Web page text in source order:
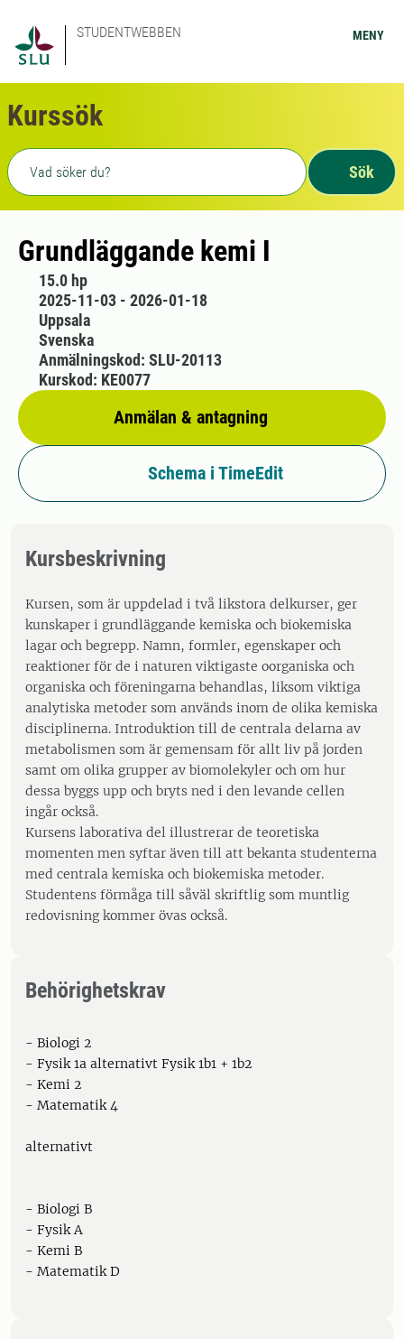
STUDENTWEBBEN MENY
Kurssök
Fritext sökning
Sök
Grundläggande kemi I
15.0 hp
2025-11-03 - 2026-01-18
Uppsala
Svenska
Anmälan & antagning
Anmälningskod: SLU-20113
Kurskod: KE0077
Schema i TimeEdit
Kursbeskrivning
Kursen, som är uppdelad i två likstora delkurser, ger
kunskaper i grundläggande kemiska och biokemiska
lagar och begrepp. Namn, formler, egenskaper och
reaktioner för de i naturen viktigaste oorganiska och
organiska och föreningarna behandlas, liksom viktiga
analytiska metoder som används inom de olika kemiska
disciplinerna. Introduktion till de centrala delarna av
metabolismen som är gemensam för allt liv på jorden
samt om olika grupper av biomolekyler och om hur
dessa byggs upp och bryts ned i den levande cellen
ingår också.
Kursens laborativa del illustrerar de teoretiska
momenten men syftar även till att bekanta studenterna
med centrala kemiska och biokemiska metoder.
Studentens förmåga till såväl skriftlig som muntlig
redovisning kommer övas också.
Behörighetskrav
- Biologi 2
- Fysik 1a alternativt Fysik 1b1 + 1b2
- Kemi 2
- Matematik 4
alternativt
- Biologi B
- Fysik A
- Kemi B
- Matematik D